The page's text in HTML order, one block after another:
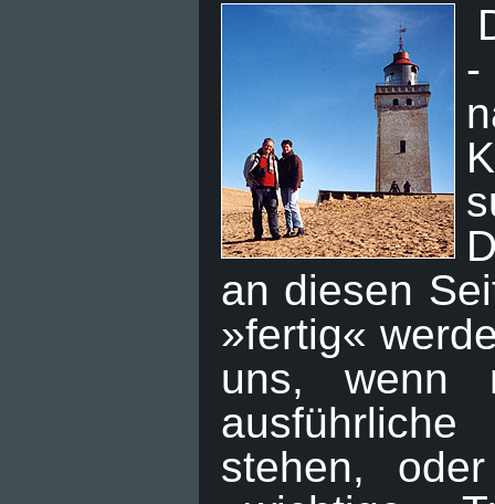
-
an diesen
»fertig«
uns, wenn
stehen,